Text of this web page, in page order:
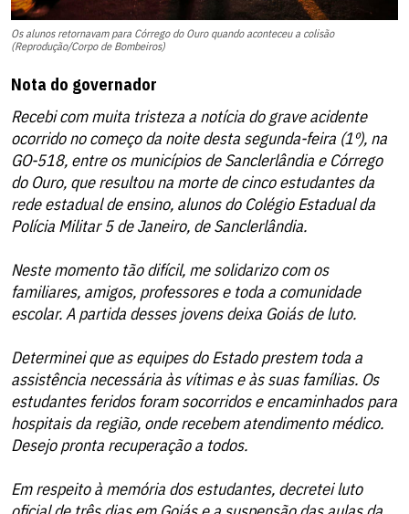
Os alunos retornavam para Córrego do Ouro quando aconteceu a colisão
(Reprodução/Corpo de Bombeiros)
Nota do governador
Recebi com muita tristeza a notícia do grave acidente
ocorrido no começo da noite desta segunda-feira (1º), na
GO-518, entre os municípios de Sanclerlândia e Córrego
do Ouro, que resultou na morte de cinco estudantes da
rede estadual de ensino, alunos do Colégio Estadual da
Polícia Militar 5 de Janeiro, de Sanclerlândia.
Neste momento tão difícil, me solidarizo com os
familiares, amigos, professores e toda a comunidade
escolar. A partida desses jovens deixa Goiás de luto.
Determinei que as equipes do Estado prestem toda a
assistência necessária às vítimas e às suas famílias. Os
estudantes feridos foram socorridos e encaminhados para
hospitais da região, onde recebem atendimento médico.
Desejo pronta recuperação a todos.
Em respeito à memória dos estudantes, decretei luto